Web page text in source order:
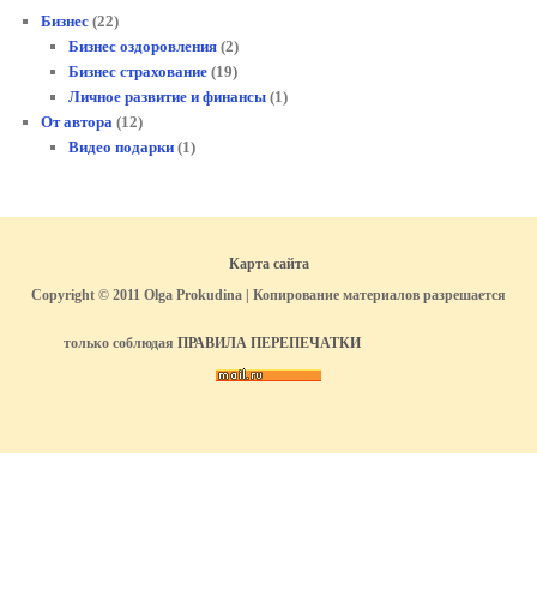
Бизнес (22)
Бизнес оздоровления(2)
Бизнес страхование(19)
Личное развитие и финансы(1)
От автора (12)
Видео подарки(1)
Карта сайта
Copyright © 2011 Olga Prokudina | Копирование материалов разрешается
только соблюдая ПРАВИЛА ПЕРЕПЕЧАТКИ